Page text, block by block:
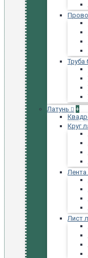
Труба
Латунь
+
Круг
Лента
Лист